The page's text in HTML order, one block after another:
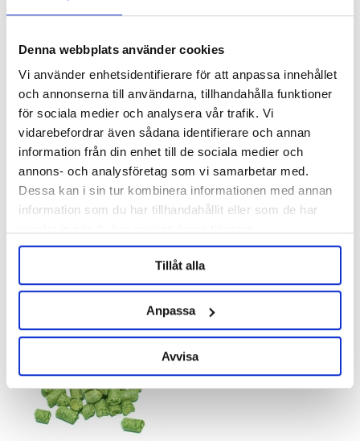
Denna webbplats använder cookies
Vi använder enhetsidentifierare för att anpassa innehållet
och annonserna till användarna, tillhandahålla funktioner
för sociala medier och analysera vår trafik. Vi
vidarebefordrar även sådana identifierare och annan
information från din enhet till de sociala medier och
annons- och analysföretag som vi samarbetar med.
Dessa kan i sin tur kombinera informationen med annan
information som du har tillhandahållit eller som de har
Tillåt alla
Anpassa
Avvisa
English Hops LTD
East Kent Goldings Pellets 2025
1 652 kr
Barth-Haas Group
East Kent Goldings Pellets 2023
29 kr/hg 43 kr/hg